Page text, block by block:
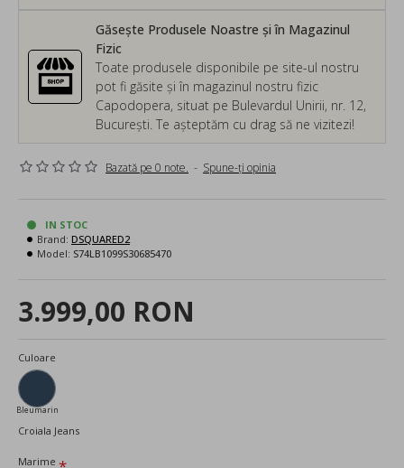
Găsește Produsele Noastre și în Magazinul
Fizic
Toate produsele disponibile pe site-ul nostru
pot fi găsite și în magazinul nostru fizic
Capodopera, situat pe Bulevardul Unirii, nr. 12,
București. Te așteptăm cu drag să ne vizitezi!
Bazată pe 0 note. - Spune-ţi opinia
3.999,00 RON
IN STOC
Brand: DSQUARED2
Model: S74LB1099S30685470
Culoare
Bleumarin
Croiala Jeans
Marime